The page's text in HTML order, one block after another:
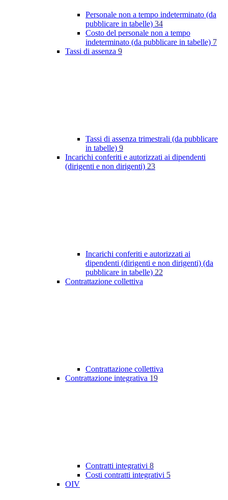
Personale non a tempo indeterminato (da
pubblicare in tabelle) 34
Costo del personale non a tempo
indeterminato (da pubblicare in tabelle) 7
Tassi di assenza 9
Tassi di assenza trimestrali (da pubblicare
in tabelle) 9
Incarichi conferiti e autorizzati ai dipendenti
(dirigenti e non dirigenti) 23
Incarichi conferiti e autorizzati ai
dipendenti (dirigenti e non dirigenti) (da
pubblicare in tabelle) 22
Contrattazione collettiva
Contrattazione collettiva
Contrattazione integrativa 19
Contratti integrativi 8
Costi contratti integrativi 5
OIV